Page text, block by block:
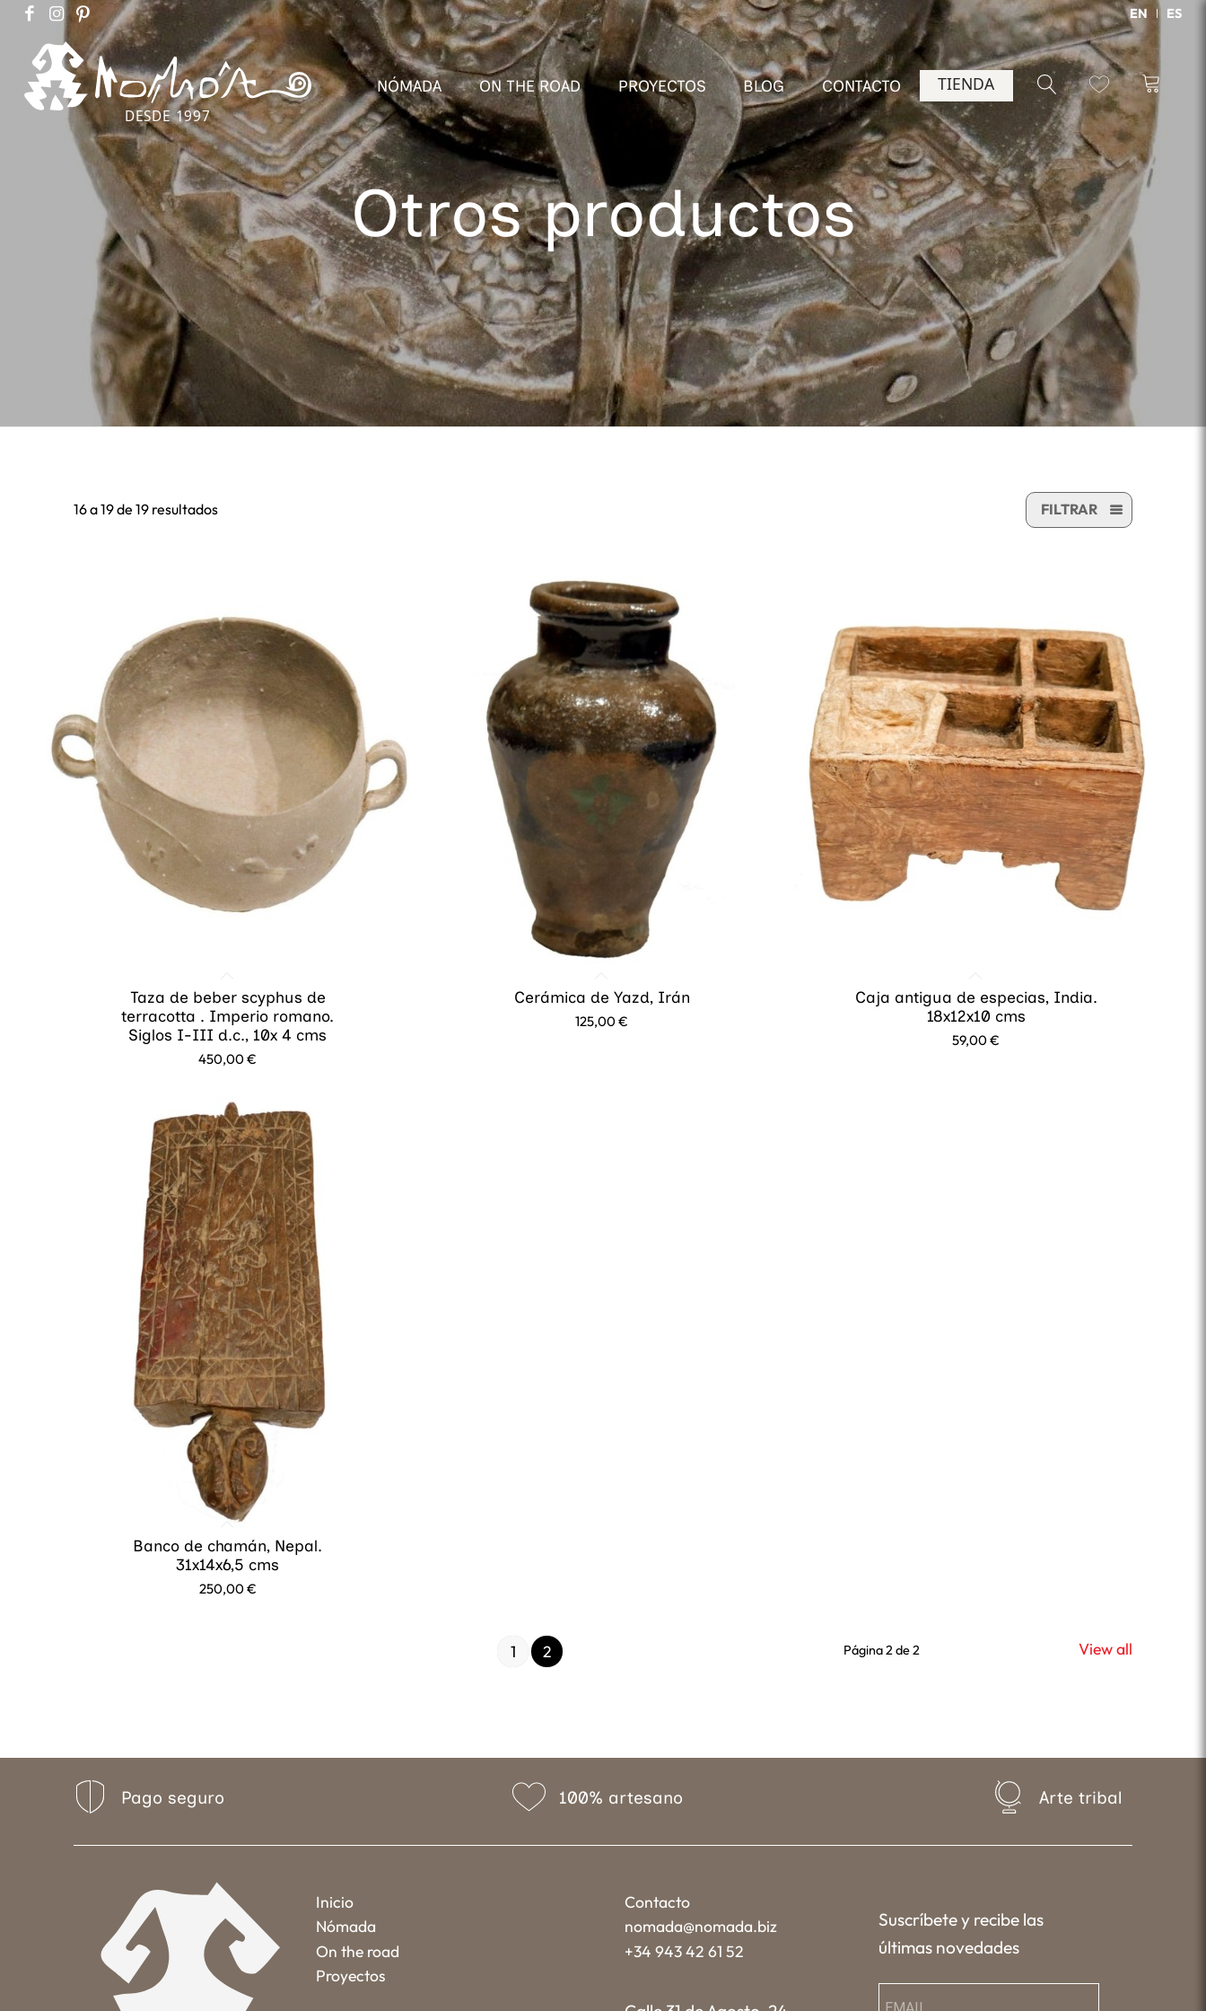
EN ES
DESDE 1997
NÓMADA ON THE ROAD PROYECTOS BLOG CONTACTO TIENDA
Otros productos
16 a 19 de 19 resultados FILTRAR
Taza de beber scyphus de
terracotta . Imperio romano.
Siglos I-III d.c., 10x 4 cms
450,00€
Cerámica de Yazd, Irán
125,00€
Caja antigua de especias, India.
18x12x10 cms
59,00€
Banco de chamán, Nepal.
31x14x6,5 cms
250,00€
Página 2 de 2
1 2 View all
Pago seguro 100% artesano Arte tribal
Inicio
Nómada
On the road
Proyectos
Contacto
nomada@nomada.biz
+34 943 42 61 52
Suscríbete y recibe las
últimas novedades